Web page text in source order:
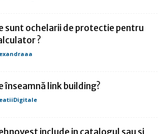
sunt ochelarii de protectie pentru
?
înseamnă link building?